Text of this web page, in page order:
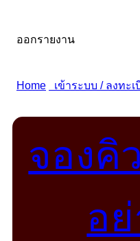
จองคิ
อย่